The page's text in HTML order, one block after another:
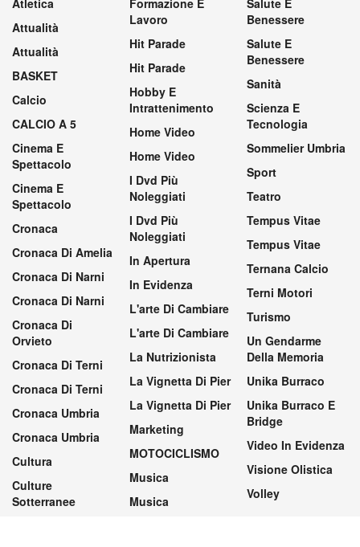
Attualità
Attualità
BASKET
Calcio
CALCIO A 5
Cinema E
Spettacolo
Cinema E
Spettacolo
Cronaca
Cronaca Di Amelia
Cronaca Di Narni
Cronaca Di Narni
Cronaca Di
Orvieto
Cronaca Di Terni
Cronaca Di Terni
Cronaca Umbria
Cronaca Umbria
Cultura
Culture
Sotterranee
Lavoro
Hit Parade
Hit Parade
Hobby E
Intrattenimento
Home Video
Home Video
I Dvd Più
Noleggiati
I Dvd Più
Noleggiati
In Apertura
In Evidenza
L'arte Di Cambiare
L'arte Di Cambiare
La Nutrizionista
La Vignetta Di Pier
La Vignetta Di Pier
Marketing
MOTOCICLISMO
Musica
Musica
Benessere
Salute E
Benessere
Sanità
Scienza E
Tecnologia
Sommelier Umbria
Sport
Teatro
Tempus Vitae
Tempus Vitae
Ternana Calcio
Terni Motori
Turismo
Un Gendarme
Della Memoria
Unika Burraco
Unika Burraco E
Bridge
Video In Evidenza
Visione Olistica
Volley